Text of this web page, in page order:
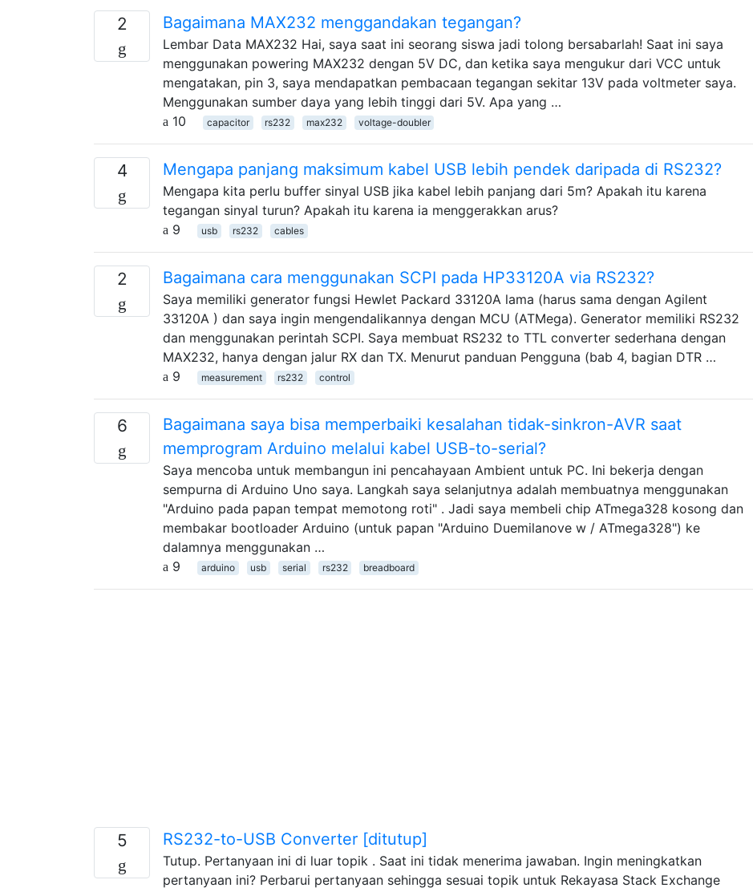
2 Bagaimana MAX232 menggandakan tegangan?
Lembar Data MAX232 Hai, saya saat ini seorang siswa jadi tolong bersabarlah! Saat ini saya
menggunakan powering MAX232 dengan 5V DC, dan ketika saya mengukur dari VCC untuk
mengatakan, pin 3, saya mendapatkan pembacaan tegangan sekitar 13V pada voltmeter saya.
Menggunakan sumber daya yang lebih tinggi dari 5V. Apa yang …
10
capacitor rs232 max232 voltage-doubler
4 Mengapa panjang maksimum kabel USB lebih pendek daripada di RS232?
Mengapa kita perlu buffer sinyal USB jika kabel lebih panjang dari 5m? Apakah itu karena
tegangan sinyal turun? Apakah itu karena ia menggerakkan arus?
9
usb rs232 cables
2 Bagaimana cara menggunakan SCPI pada HP33120A via RS232?
Saya memiliki generator fungsi Hewlet Packard 33120A lama (harus sama dengan Agilent
33120A ) dan saya ingin mengendalikannya dengan MCU (ATMega). Generator memiliki RS232
dan menggunakan perintah SCPI. Saya membuat RS232 to TTL converter sederhana dengan
MAX232, hanya dengan jalur RX dan TX. Menurut panduan Pengguna (bab 4, bagian DTR …
9
measurement rs232 control
6
Bagaimana saya bisa memperbaiki kesalahan tidak-sinkron-AVR saat
memprogram Arduino melalui kabel USB-to-serial?
Saya mencoba untuk membangun ini pencahayaan Ambient untuk PC. Ini bekerja dengan
sempurna di Arduino Uno saya. Langkah saya selanjutnya adalah membuatnya menggunakan
"Arduino pada papan tempat memotong roti" . Jadi saya membeli chip ATmega328 kosong dan
membakar bootloader Arduino (untuk papan "Arduino Duemilanove w / ATmega328") ke
dalamnya menggunakan …
9
arduino usb serial rs232 breadboard
5 RS232-to-USB Converter [ditutup]
Tutup. Pertanyaan ini di luar topik . Saat ini tidak menerima jawaban. Ingin meningkatkan
pertanyaan ini? Perbarui pertanyaan sehingga sesuai topik untuk Rekayasa Stack Exchange